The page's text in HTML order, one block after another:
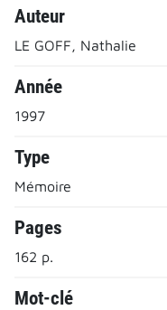
Auteur
LE GOFF, Nathalie
Année
1997
Type
Mémoire
Pages
162 p.
Mot-clé